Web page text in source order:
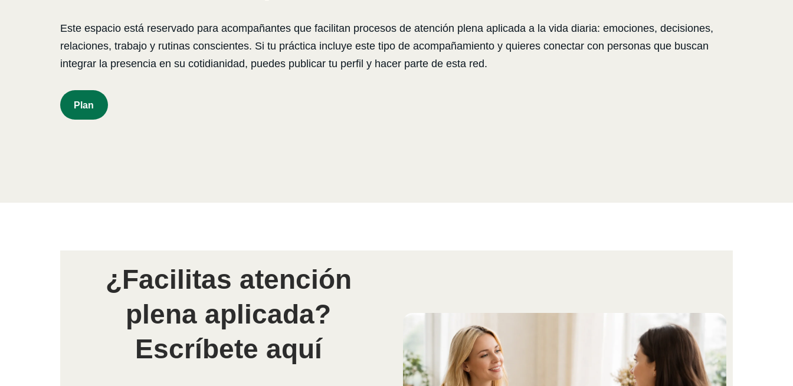
Este espacio está reservado para acompañantes que facilitan procesos de atención plena aplicada a la vida diaria: emociones, decisiones,
relaciones, trabajo y rutinas conscientes. Si tu práctica incluye este tipo de acompañamiento y quieres conectar con personas que buscan
integrar la presencia en su cotidianidad, puedes publicar tu perfil y hacer parte de esta red.
P Lan
¿Facilitas atención
plena aplicada?
Escríbete aquí